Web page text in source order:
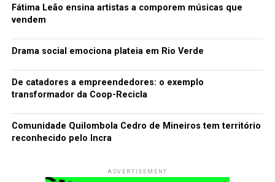
Fátima Leão ensina artistas a comporem músicas que
vendem
Drama social emociona plateia em Rio Verde
De catadores a empreendedores: o exemplo
transformador da Coop-Recicla
Comunidade Quilombola Cedro de Mineiros tem território
reconhecido pelo Incra
ADVERTISEMENT